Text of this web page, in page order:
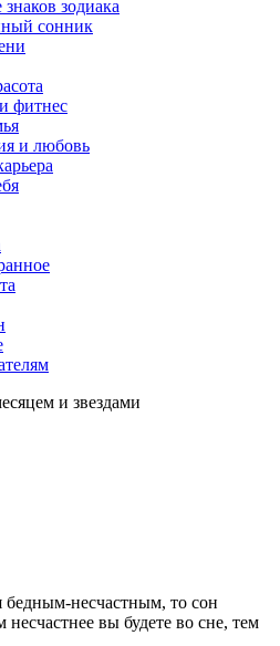
зодиака
сонник
фитнес
и любовь
бедным-несчастным, то сон
несчастнее вы будете во сне, тем